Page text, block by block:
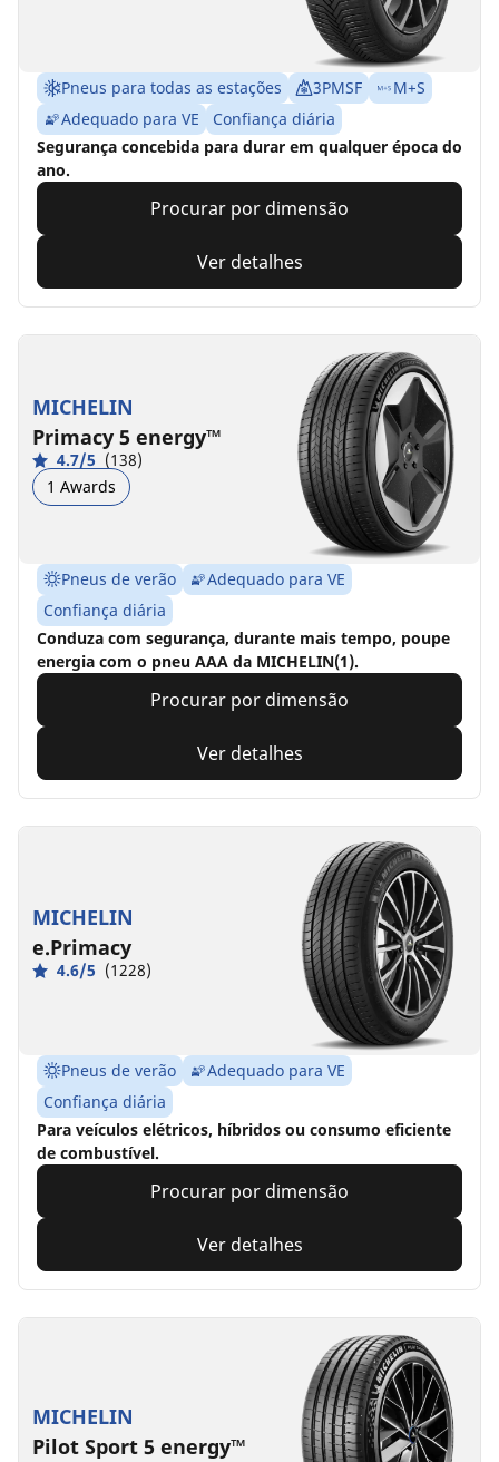
Pneus para todas as estações 3PMSF
M+S
Adequado para VE
Confiança diária
Segurança concebida para durar em qualquer época do
ano.
Procurar por dimensão
Ver detalhes
MICHELIN
Primacy 5 energy™
4.7/5 (138)
1 Awards
Pneus de verão
Adequado para VE
Confiança diária
Conduza com segurança, durante mais tempo, poupe
energia com o pneu AAA da MICHELIN(1).
Procurar por dimensão
Ver detalhes
MICHELIN
e.Primacy
4.6/5 (1228)
Pneus de verão
Adequado para VE
Confiança diária
Para veículos elétricos, híbridos ou consumo eficiente
de combustível.
Procurar por dimensão
Ver detalhes
MICHELIN
Pilot Sport 5 energy™